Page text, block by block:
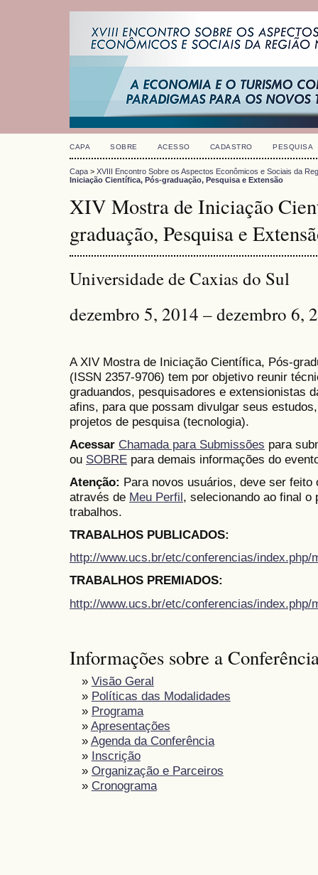
CAPA SOBRE ACESSO CADASTRO PESQUISA
Capa > XVIII Encontro Sobre os Aspectos Econômicos e Sociais da
Iniciação Científica, Pós-graduação, Pesquisa e Extensão
XIV Mostra de Iniciação
graduação, Pesquisa e
Universidade de Caxias do Sul
dezembro 5, 2014 – dezembro 6,
A XIV Mostra de Iniciação Científica, Pós-
(ISSN 2357-9706) tem por objetivo reunir
graduandos, pesquisadores e extensionistas
afins, para que possam divulgar seus
projetos de pesquisa (tecnologia).
Acessar Chamada para Submissões para
ou SOBRE para demais informações do
Atenção: Para novos usuários, deve ser
através de Meu Perfil, selecionando ao final o
trabalhos.
TRABALHOS PUBLICADOS:
http://www.ucs.br/etc/conferencias/
TRABALHOS PREMIADOS:
http://www.ucs.br/etc/conferencias/index.php/
Informações sobre a
» Visão Geral
» Políticas das Modalidades
» Programa
» Apresentações
» Agenda da Conferência
» Inscrição
» Organização e Parceiros
» Cronograma